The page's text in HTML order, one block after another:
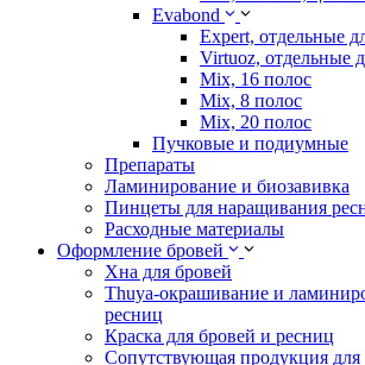
Evabond
Expert, отдельные
Virtuoz, отдельные
Mix, 16 полос
Mix, 8 полос
Mix, 20 полос
Пучковые и подиумные
Препараты
Ламинирование и биозавивка
Пинцеты для наращивания
Расходные материалы
Оформление бровей
Хна для бровей
Thuya-окрашивание и
ресниц
Краска для бровей и ресниц
Сопутствующая продукция для